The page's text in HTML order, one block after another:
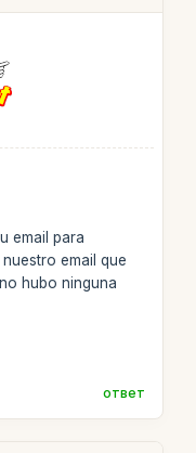
email para
email que
hubo ninguna
ответ